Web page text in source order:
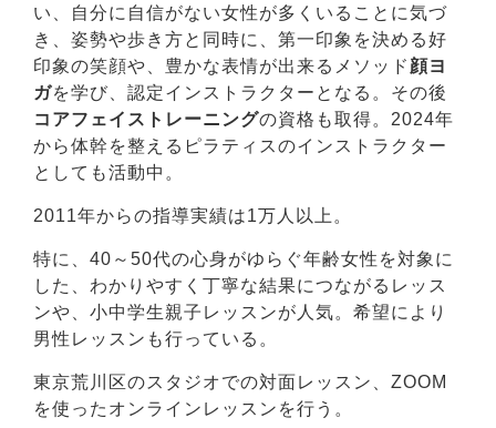
い、自分に自信がない女性が多くいることに気づ
き、姿勢や歩き方と同時に、第一印象を決める好
印象の笑顔や、豊かな表情が出来るメソッド 顔ヨ
ガを学び、認定インストラクターとなる。その後
コアフェイストレーニングの資格も取得。2024年
から体幹を整えるピラティスのインストラクター
としても活動中。
2011年からの指導実績は1万人以上。
特に、40～50代の心身がゆらぐ年齢女性を対象に
した、わかりやすく丁寧な結果につながるレッス
ンや、小中学生親子レッスンが人気。希望により
男性レッスンも行っている。
東京荒川区のスタジオでの対面レッスン、ZOOM
を使ったオンラインレッスンを行う。